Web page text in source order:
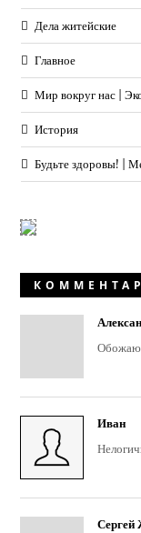
Дела житейские
Главное
Мир вокруг нас |
История
Будьте здоровы! |
Обожаю
Иван